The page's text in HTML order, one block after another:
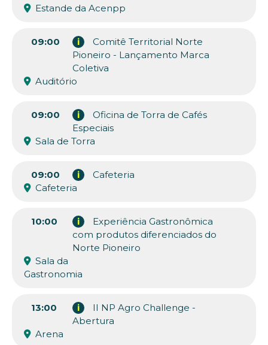
Estande da Acenpp
09:00 i
Comitê Territorial Norte
Pioneiro - Lançamento Marca
Coletiva
Auditório
09:00 i
Oficina de Torra de Cafés
Especiais
Sala de Torra
09:00 i
Cafeteria
Cafeteria
10:00 i
Experiência Gastronômica
com produtos diferenciados do
Norte Pioneiro
Sala da
Gastronomia
13:00 i
II NP Agro Challenge -
Abertura
Arena